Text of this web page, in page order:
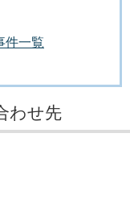
件一覧
わせ先